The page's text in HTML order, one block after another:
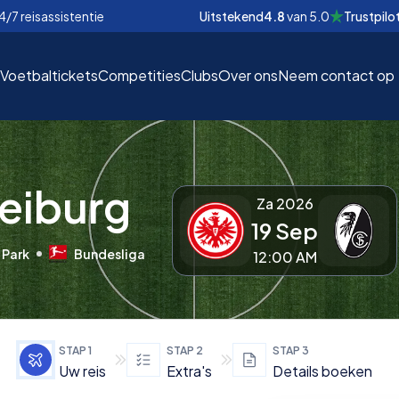
7 reisassistentie Uitstekend4.8van 5.0 Trustpilot
EUR
€
VoetbalticketsCompetitiesClubsOver onsNeem contact op
Bundesliga
Za 2026
19 Sep
12:00 AM
STAP 1
Uw reis
STAP 2
Extra's
STAP 3
Details boeken
EUR
€